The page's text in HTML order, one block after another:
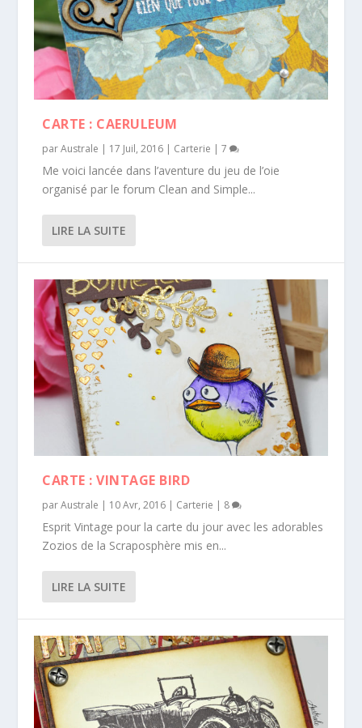
CARTE : CAERULEUM
parAustrale | 17 Juil, 2016 | Carterie |7
Me voici lancée dans l’aventure du jeu de l’oie
organisé par le forum Clean and Simple...
LIRE LA SUITE
CARTE : VINTAGE BIRD
parAustrale | 10 Avr, 2016 | Carterie | 8
Esprit Vintage pour la carte du jour avec les adorables
Zozios de la Scraposphère mis en...
LIRE LA SUITE